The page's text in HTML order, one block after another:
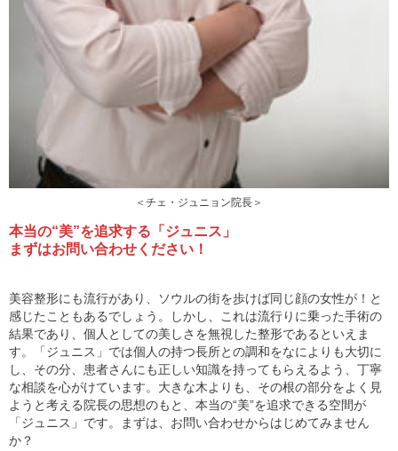
＜チェ・ジュニョン院長＞
本当の“美”を追求する「ジュニス」
まずはお問い合わせください！
美容整形にも流行があり、ソウルの街を歩けば同じ顔の女性が！と
感じたこともあるでしょう。しかし、これは流行りに乗った手術の
結果であり、個人としての美しさを無視した整形であるといえま
す。「ジュニス」では個人の持つ長所との調和をなによりも大切に
し、その分、患者さんにも正しい知識を持ってもらえるよう、丁寧
な相談を心がけています。大きな木よりも、その根の部分をよく見
ようと考える院長の思想のもと、本当の“美”を追求できる空間が
「ジュニス」です。まずは、お問い合わせからはじめてみません
か？